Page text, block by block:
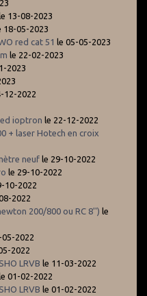
le 13-08-2023
18-05-2023
red cat 51 le 05-05-2023
le 22-02-2023
2023
12-2022
ioptron le 22-12-2022
+ laser Hotech en croix
neuf le 29-10-2022
le 29-10-2022
10-2022
2022
200/800 ou RC 8'') le
05-2022
2022
LRVB le 11-03-2022
le 01-02-2022
LRVB le 01-02-2022